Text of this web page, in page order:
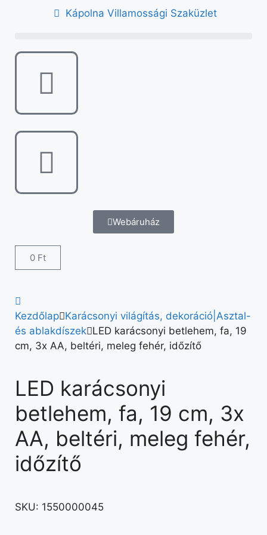
Kápolna Villamossági Szaküzlet
Webáruház
0 Ft
Kezdőlap Karácsonyi világítás, dekoráció|Asztal-
és ablakdíszek LED karácsonyi betlehem, fa, 19
cm, 3x AA, beltéri, meleg fehér, időzítő
LED karácsonyi
betlehem, fa, 19 cm, 3x
AA, beltéri, meleg fehér,
időzítő
SKU: 1550000045